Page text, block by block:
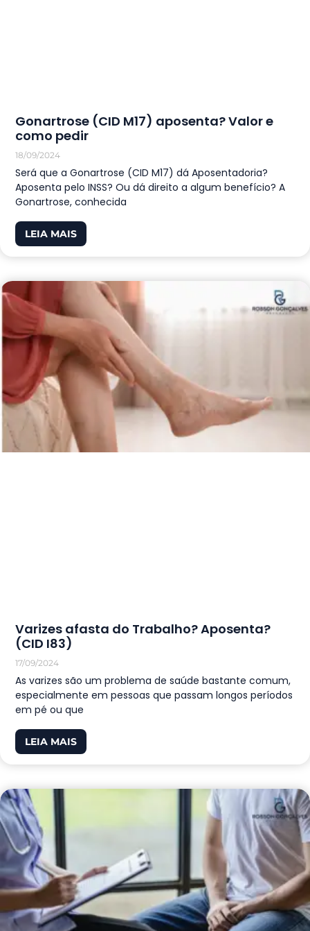
Gonartrose (CID M17) aposenta? Valor e
como pedir
18/09/2024
Será que a Gonartrose (CID M17) dá Aposentadoria?
Aposenta pelo INSS? Ou dá direito a algum benefício? A
Gonartrose, conhecida
LEIA MAIS
Varizes afasta do Trabalho? Aposenta?
(CID I83)
17/09/2024
As varizes são um problema de saúde bastante comum,
especialmente em pessoas que passam longos períodos
em pé ou que
LEIA MAIS